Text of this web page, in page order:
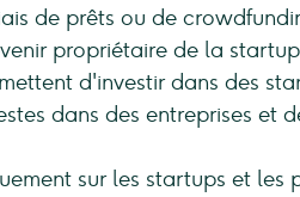
de prêts ou de
propriétaire de la
d'investir dans des
dans des entreprises et
sur les startups et les